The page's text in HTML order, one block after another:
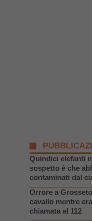
Quindici elefanti
sospetto è che
contaminati dal
Orrore a
cavallo mentre
chiamata al 112